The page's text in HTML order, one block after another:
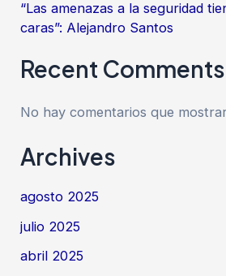
“Las amenazas a la seguridad
caras”: Alejandro Santos
Recent Comments
No hay comentarios que
Archives
agosto 2025
julio 2025
abril 2025